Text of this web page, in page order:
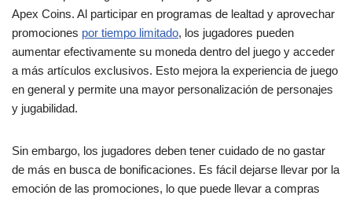
Apex Coins. Al participar en programas de lealtad y aprovechar
promociones por tiempo limitado, los jugadores pueden
aumentar efectivamente su moneda dentro del juego y acceder
a más artículos exclusivos. Esto mejora la experiencia de juego
en general y permite una mayor personalización de personajes
y jugabilidad.
Sin embargo, los jugadores deben tener cuidado de no gastar
de más en busca de bonificaciones. Es fácil dejarse llevar por la
emoción de las promociones, lo que puede llevar a compras